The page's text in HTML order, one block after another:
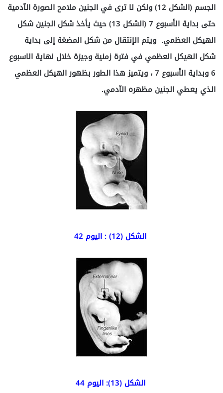
الجسم (الشكل 12) ولكن لا ترى في الجنين ملامح الصورة الآدمية
حتى بداية الأسبوع 7 (الشكل 13) حيث يأخذ شكل الجنين شكل
الهيكل العظمي. ويتم الإنتقال من شكل المضغة إلى بداية
شكل الهيكل العظمي في فترة زمنية وجيزة خلال نهاية الاسبوع
6 وبداية الأسبوع 7 ، ويتميز هذا الطور بظهور الهيكل العظمي
الذي يعطي الجنين مظهره الآدمي.
الشكل (12) : اليوم 42
الشكل (13): اليوم 44